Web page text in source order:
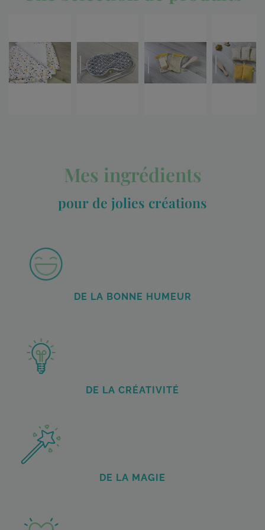
Mes ingrédients
pour de jolies créations
DE LA BONNE HUMEUR
DE LA CRÉATIVITÉ
DE LA MAGIE